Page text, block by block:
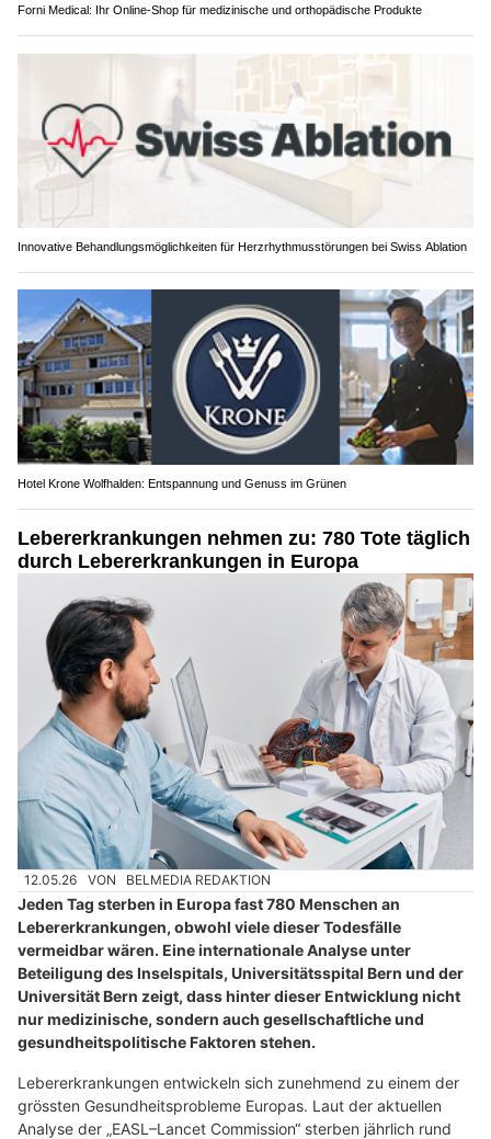
Forni Medical: Ihr Online-Shop für medizinische und orthopädische Produkte
Innovative Behandlungsmöglichkeiten für Herzrhythmusstörungen bei Swiss Ablation
Hotel Krone Wolfhalden: Entspannung und Genuss im Grünen
Lebererkrankungen nehmen zu: 780 Tote täglich
durch Lebererkrankungen in Europa
12.05.26 VON BELMEDIA REDAKTION
Jeden Tag sterben in Europa fast 780 Menschen an
Lebererkrankungen, obwohl viele dieser Todesfälle
vermeidbar wären. Eine internationale Analyse unter
Beteiligung des Inselspitals, Universitätsspital Bern und der
Universität Bern zeigt, dass hinter dieser Entwicklung nicht
nur medizinische, sondern auch gesellschaftliche und
gesundheitspolitische Faktoren stehen.
Lebererkrankungen entwickeln sich zunehmend zu einem der
grössten Gesundheitsprobleme Europas. Laut der aktuellen
Analyse der „EASL–Lancet Commission“ sterben jährlich rund